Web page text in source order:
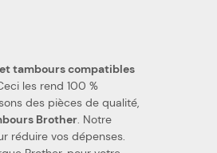
tambours compatibles
Brother. Notre
réduire vos dépenses.